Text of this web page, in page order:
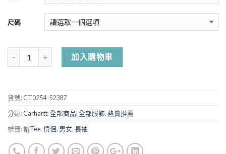
尺碼
加入購物車
貨號:CT0254-52387
分類:Carhartt,全部商品,全部服飾,熱賣推薦
標籤:帽Tee,情侶, 男女,長袖